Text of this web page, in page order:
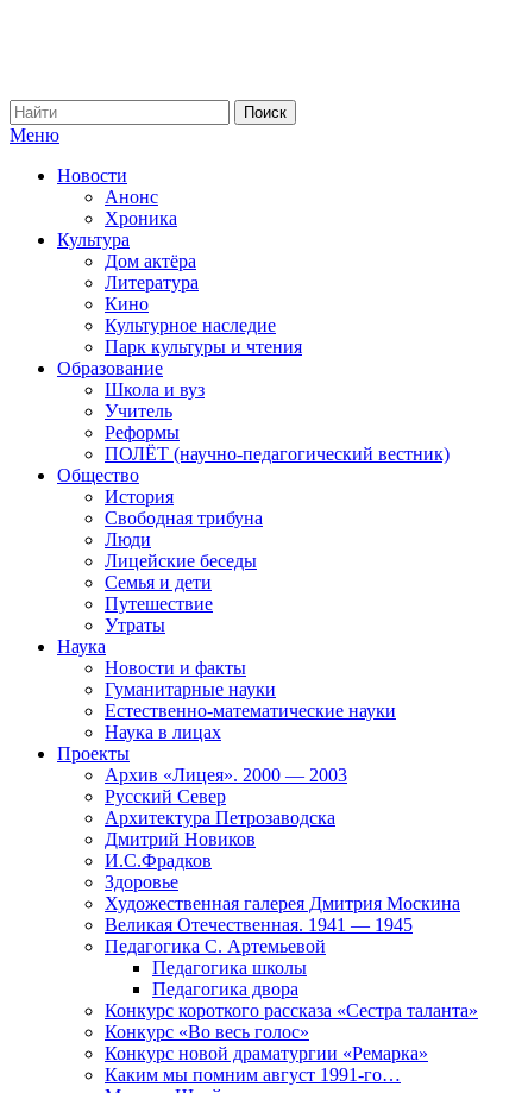
Меню
Новости
Анонс
Хроника
Культура
Дом актёра
Литература
Кино
Культурное наследие
Парк культуры и чтения
Образование
Школа и вуз
Учитель
Реформы
ПОЛЁТ (научно-педагогический вестник)
Общество
История
Свободная трибуна
Люди
Лицейские беседы
Семья и дети
Путешествие
Утраты
Наука
Новости и факты
Гуманитарные науки
Естественно-математические науки
Наука в лицах
Проекты
Архив «Лицея». 2000 — 2003
Русский Север
Архитектура Петрозаводска
Дмитрий Новиков
И.С.Фрадков
Здоровье
Художественная галерея Дмитрия Москина
Великая Отечественная. 1941 — 1945
Педагогика С. Артемьевой
Педагогика школы
Педагогика двора
Конкурс короткого рассказа «Сестра таланта»
Конкурс «Во весь голос»
Конкурс новой драматургии «Ремарка»
Каким мы помним август 1991-го…